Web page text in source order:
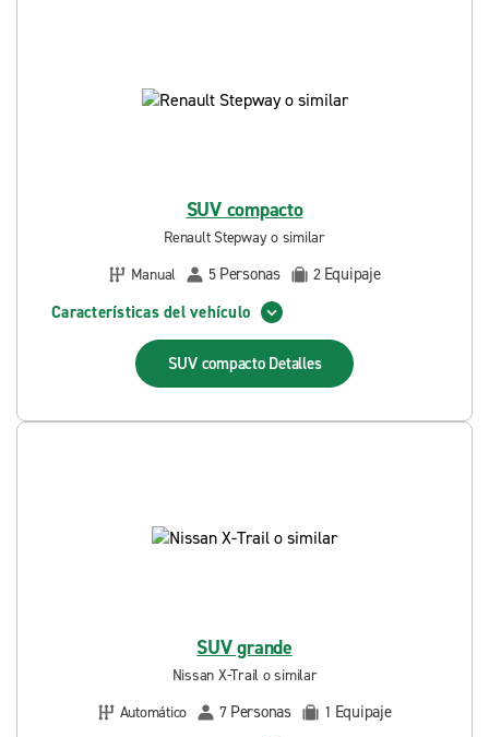
SUV compacto
Renault Stepway o similar
Manual
5 Personas 2 Equipaje
Características del vehículo
SUV compacto Detalles
SUV grande
Nissan X-Trail o similar
Automático
7 Personas 1 Equipaje